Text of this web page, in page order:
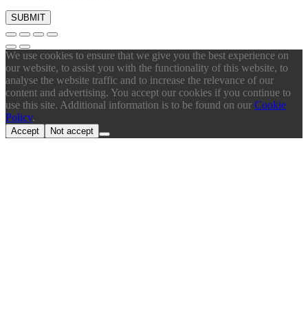
We use cookies to ensure that we give you the best experience on
our website, to assist you with the functionality of this website, to
analyse the website traffic and to increase the relevance of our
content and advertising. You accept our cookies if you continue to
use this site. Additional information is to be found on our Cookie
Policy.
Accept Not accept